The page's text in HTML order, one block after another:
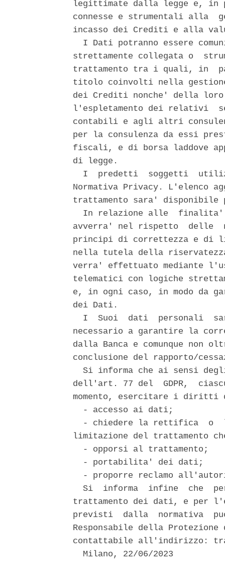
legittimate dalla legge e,
connesse e strumentali alla
incasso dei Crediti e alla
I Dati potranno essere
strettamente collegata o
trattamento tra i quali, in
titolo coinvolti nella
dei Crediti nonche' della
l'espletamento dei
contabili e agli altri
per la consulenza da essi
fiscali, e di borsa laddove
di legge.
I  predetti  soggetti
Normativa Privacy. L'elenco
trattamento sara'
In relazione alle
avverra' nel rispetto  delle
principi di correttezza e di
nella tutela della
verra' effettuato mediante
telematici con logiche
e, in ogni caso, in modo da
dei Dati.
I  Suoi  dati  personali
necessario a garantire la
dalla Banca e comunque
conclusione del rapporto/
Si informa che ai sensi
dell'art. 77 del  GDPR,
momento, esercitare i
  - accesso ai dati;
- chiedere la rettifica  o
limitazione del trattamento
  - opporsi al trattamento;
  - portabilita' dei dati;
- proporre reclamo
Si  informa  infine  che
trattamento dei dati, e per
previsti  dalla  normativa
Responsabile della
contattabile all'indirizzo:
  Milano, 22/06/2023